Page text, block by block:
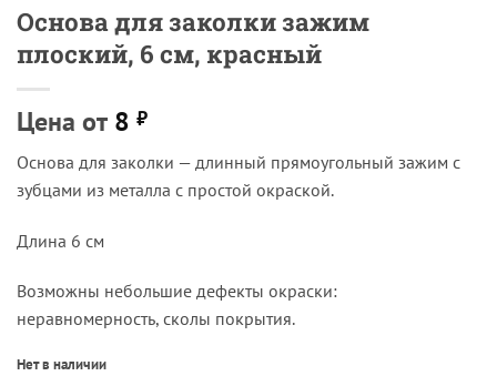
Основа для заколки зажим
плоский, 6 см, красный
Цена от 8 ₽
Основа для заколки — длинный прямоугольный зажим с
зубцами из металла с простой окраской.
Длина 6 см
Возможны небольшие дефекты окраски:
неравномерность, сколы покрытия.
Нет в наличии